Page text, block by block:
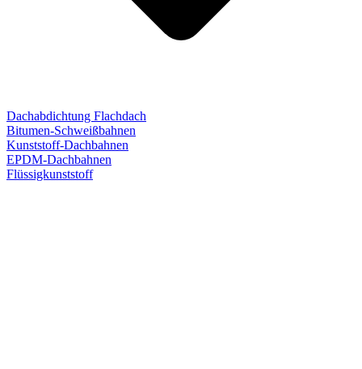
Dachabdichtung Flachdach
Bitumen-Schweißbahnen
Kunststoff-Dachbahnen
EPDM-Dachbahnen
Flüssigkunststoff